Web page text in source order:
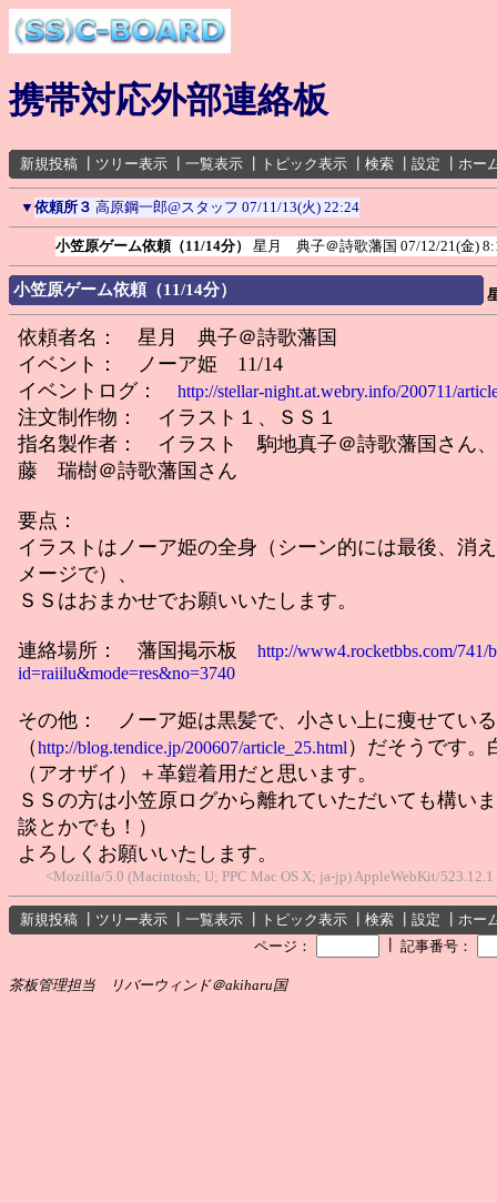
携帯対応外部連絡板
新規投稿 ツリー表示 一覧表示 トピック表示 検索 設定 ホー
▼ 依頼所３ 高原鋼一郎@スタッフ 07/11/13(火) 22:24
小笠原ゲーム依頼（11/14分） 星月 典子＠詩歌藩国 07/12/21(金)
小笠原ゲーム依頼（11/14分）
依頼者名： 星月 典子＠詩歌藩国
イベント： ノーア姫 11/14
イベントログ： http://stellar-night.at.webry.info/200711/
注文制作物： イラスト１、ＳＳ１
指名製作者： イラスト 駒地真子＠詩歌藩国さん
藤 瑞樹＠詩歌藩国さん
要点：
イラストはノーア姫の全身（シーン的には最後、消
メージで）、
ＳＳはおまかせでお願いいたします。
連絡場所： 藩国掲示板 http://www4.rocketbbs.com/741/
id=raiilu&mode=res&no=3740
その他： ノーア姫は黒髪で、小さい上に痩せてい
（http://blog.tendice.jp/200607/article_25.html ）だそうです。
（アオザイ）＋革鎧着用だと思います。
ＳＳの方は小笠原ログから離れていただいても構い
談とかでも！）
よろしくお願いいたします。
<Mozilla/5.0 (Macintosh; U; PPC Mac OS X; ja-jp) AppleWebKit/
新規投稿 ツリー表示 一覧表示 トピック表示 検索 設定
ホー
ページ：
記事番号：
茶板管理担当 リバーウィンド＠akiharu国